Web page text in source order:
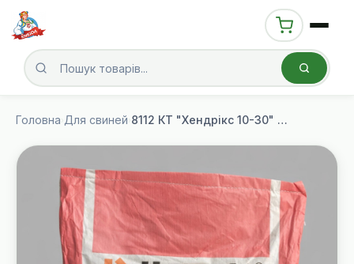
Головна Для свиней 8112 КТ "Хендрікс 10-30" (Trouw Nutrition, Україна) 25% Стартер, 25 кг